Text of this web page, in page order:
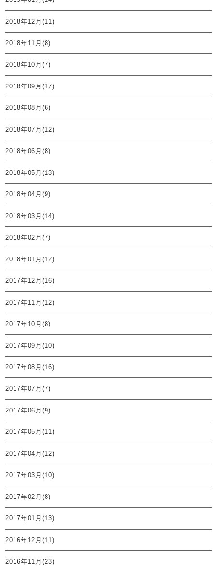
2018年12月(11)
2018年11月(8)
2018年10月(7)
2018年09月(17)
2018年08月(6)
2018年07月(12)
2018年06月(8)
2018年05月(13)
2018年04月(9)
2018年03月(14)
2018年02月(7)
2018年01月(12)
2017年12月(16)
2017年11月(12)
2017年10月(8)
2017年09月(10)
2017年08月(16)
2017年07月(7)
2017年06月(9)
2017年05月(11)
2017年04月(12)
2017年03月(10)
2017年02月(8)
2017年01月(13)
2016年12月(11)
2016年11月(23)